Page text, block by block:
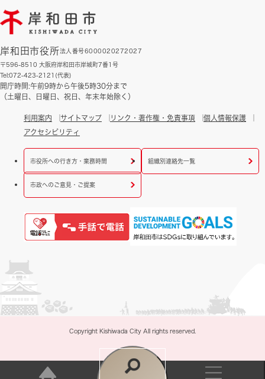
岸和田市役所法人番号6000020272027
〒596-8510 大阪府岸和田市岸城町7番1号
Tel:072-423-2121(代表)
開庁時間:午前9時から午後5時30分まで
（土曜日、日曜日、祝日、年末年始除く）
利用案内 サイトマップ リンク・著作権・免責事項
個人情報保護
アクセシビリティ
市役所への行き方・業務時間 組織別連絡先一覧
市政へのご意見・ご提案
Copyright Kishiwada City All rights reserved.